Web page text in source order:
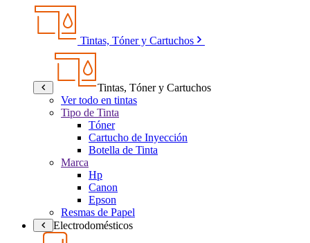
Tintas, Tóner y Cartuchos
Tintas, Tóner y Cartuchos
Ver todo en tintas
Tipo de Tinta
Tóner
Cartucho de Inyección
Botella de Tinta
Marca
Hp
Canon
Epson
Resmas de Papel
Electrodomésticos